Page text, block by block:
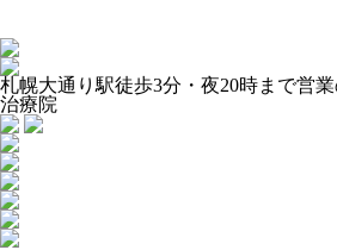
札幌大通り駅徒歩3分・夜20時まで営
治療院